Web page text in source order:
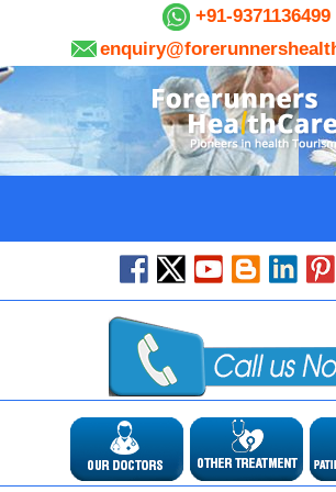
+91-9371136499